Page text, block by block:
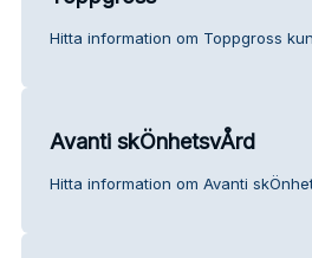
Hitta information om Toppgross
Avanti skÖnhetsvÅrd
Hitta information om Avanti